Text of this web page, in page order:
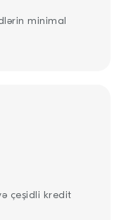
minimal
çeşidli kredit